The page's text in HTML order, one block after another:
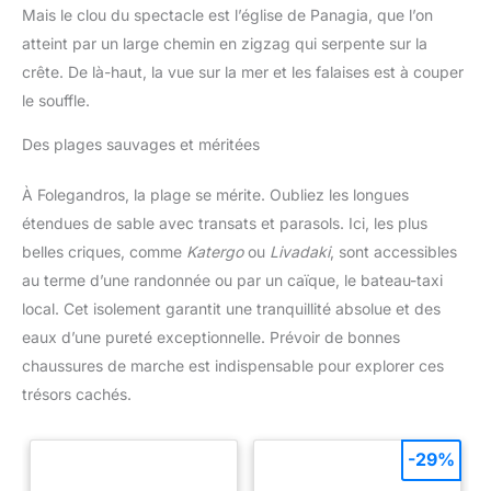
Mais le clou du spectacle est l’église de Panagia, que l’on
atteint par un large chemin en zigzag qui serpente sur la
crête. De là-haut, la vue sur la mer et les falaises est à couper
le souffle.
Des plages sauvages et méritées
À Folegandros, la plage se mérite. Oubliez les longues
étendues de sable avec transats et parasols. Ici, les plus
belles criques, comme Katergoou Livadaki, sont accessibles
au terme d’une randonnée ou par un caïque, le bateau-taxi
local. Cet isolement garantit une tranquillité absolue et des
eaux d’une pureté exceptionnelle. Prévoir de bonnes
chaussures de marche est indispensable pour explorer ces
trésors cachés.
-29%